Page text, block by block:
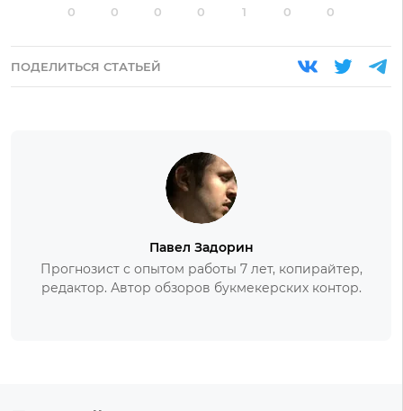
0 0 0 0 1 0 0
ПОДЕЛИТЬСЯ СТАТЬЕЙ
Павел Задорин
Прогнозист с опытом работы 7 лет, копирайтер,
редактор. Автор обзоров букмекерских контор.